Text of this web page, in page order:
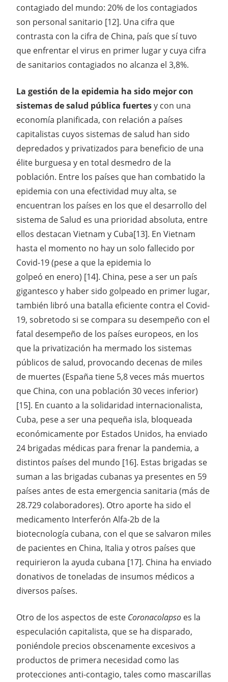
contagiado del mundo: 20% de los contagiados
son personal sanitario [12]. Una cifra que
contrasta con la cifra de China, país que sí tuvo
que enfrentar el virus en primer lugar y cuya cifra
de sanitarios contagiados no alcanza el 3,8%.
La gestión de la epidemia ha sido mejor con
sistemas de salud pública fuertesy con una
economía planificada, con relación a países
capitalistas cuyos sistemas de salud han sido
depredados y privatizados para beneficio de una
élite burguesa y en total desmedro de la
población. Entre los países que han combatido la
epidemia con una efectividad muy alta, se
encuentran los países en los que el desarrollo del
sistema de Salud es una prioridad absoluta, entre
ellos destacan Vietnam y Cuba[13]. En Vietnam
hasta el momento no hay un solo fallecido por
Covid-19 (pese a que la epidemia lo
golpeó en enero) [14]. China, pese a ser un país
gigantesco y haber sido golpeado en primer lugar,
también libró una batalla eficiente contra el Covid-
19, sobretodo si se compara su desempeño con el
fatal desempeño de los países europeos, en los
que la privatización ha mermado los sistemas
públicos de salud, provocando decenas de miles
de muertes (España tiene 5,8 veces más muertos
que China, con una población 30 veces inferior)
[15]. En cuanto a la solidaridad internacionalista,
Cuba, pese a ser una pequeña isla, bloqueada
económicamente por Estados Unidos, ha enviado
24 brigadas médicas para frenar la pandemia, a
distintos países del mundo [16]. Estas brigadas se
suman a las brigadas cubanas ya presentes en 59
países antes de esta emergencia sanitaria (más de
28.729 colaboradores). Otro aporte ha sido el
medicamento Interferón Alfa-2b de la
biotecnología cubana, con el que se salvaron miles
de pacientes en China, Italia y otros países que
requirieron la ayuda cubana [17]. China ha enviado
donativos de toneladas de insumos médicos a
diversos países.
Otro de los aspectos de este Coronacolapso es la
especulación capitalista, que se ha disparado,
poniéndole precios obscenamente excesivos a
productos de primera necesidad como las
protecciones anti-contagio, tales como mascarillas